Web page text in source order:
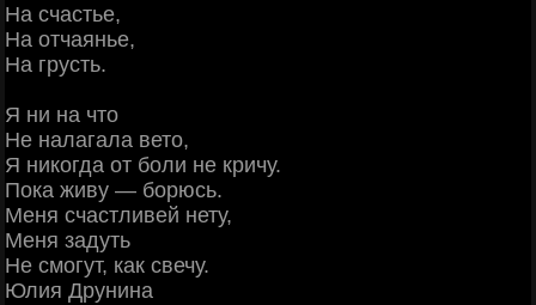
На счастье,
На отчаянье,
На грусть.
Я ни на что
Не налагала вето,
Я никогда от боли не кричу.
Пока живу — борюсь.
Меня счастливей нету,
Меня задуть
Не смогут, как свечу.
Юлия Друнина